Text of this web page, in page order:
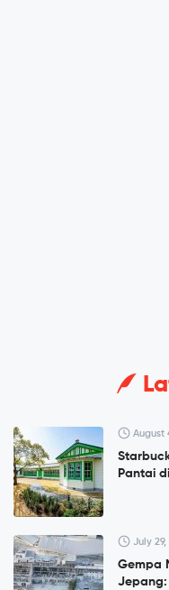
August
Pantai
July 29,
Gempa
Jepang: